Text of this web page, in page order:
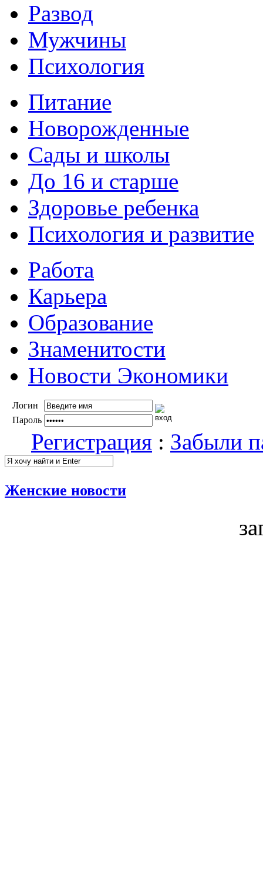
Развод
Мужчины
Психология
Питание
Новорожденные
Сады и школы
До 16 и старше
Здоровье ребенка
Психология и развитие
Работа
Карьера
Образование
Знаменитости
Новости Экономики
Логин
Пароль
Регистрация : Забыли
Женские новости